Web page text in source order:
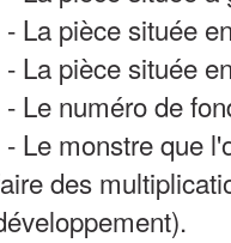
- La pièce située
- La pièce située
- Le numéro de
des